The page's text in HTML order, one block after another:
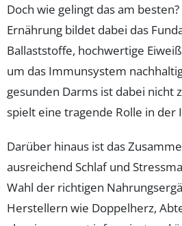
Doch wie gelingt das am
Ernährung bildet dabei das
Ballaststoffe, hochwertige
um das Immunsystem
gesunden Darms ist dabei nicht
spielt eine tragende Rolle in der
Darüber hinaus ist das
ausreichend Schlaf und
Wahl der richtigen
Herstellern wie Doppelherz,